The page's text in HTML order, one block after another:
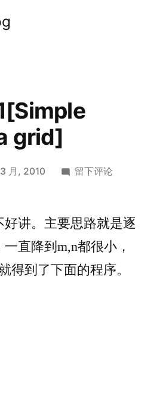
grid]
月, 2010
于
on
grid]
留下评论
讲。主要思路就是逐
直降到m,n都很小，
得到了下面的程序。